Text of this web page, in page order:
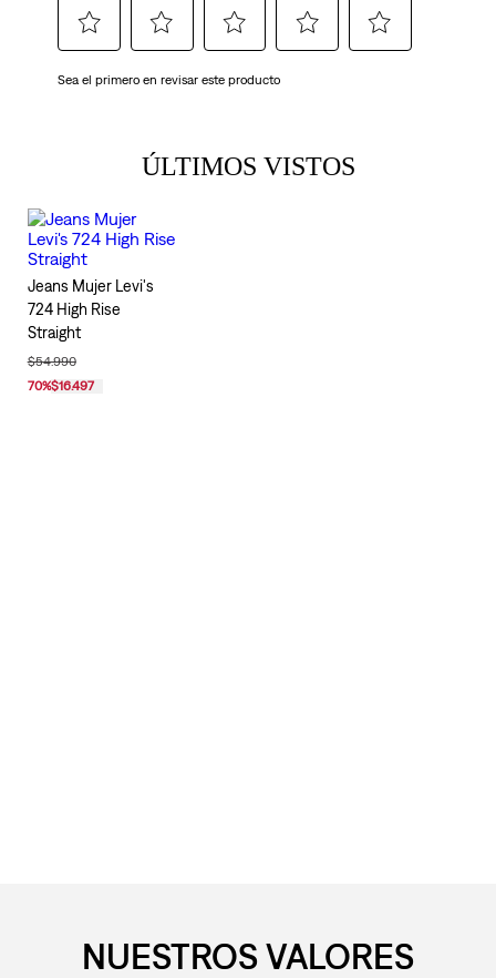
ÚLTIMOS VISTOS
Jeans Mujer Levi's
724 High Rise
Straight
$54.990
70%$16.497
NUESTROS VALORES